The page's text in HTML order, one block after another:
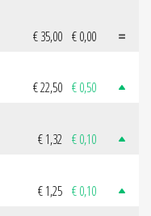
€ 35,00 € 0,00
€ 22,50 € 0,50
€ 1,32 € 0,10
€ 1,25 € 0,10